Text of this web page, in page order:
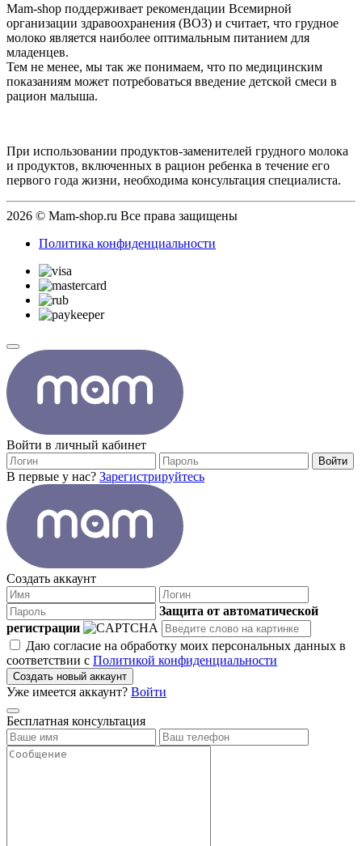
Mam-shop поддерживает рекомендации Всемирной
организации здравоохранения (ВОЗ) и считает, что грудное
молоко является наиболее оптимальным питанием для
младенцев.
Тем не менее, мы так же понимаем, что по медицинским
показаниям может потребоваться введение детской смеси в
рацион малыша.
При использовании продуктов-заменителей грудного молока
и продуктов, включенных в рацион ребенка в течение его
первого года жизни, необходима консультация специалиста.
2026 © Mam-shop.ru Все права защищены
Политика конфиденциальности
Войти в личный кабинет
Войти
В первые у нас? Зарегистрируйтесь
Создать аккаунт
Защита от автоматической
регистрации
Даю согласие на обработку моих персональных данных в
соответствии с Политикой конфиденциальности
Создать новый аккаунт
Уже имеется аккаунт? Войти
Бесплатная консультация